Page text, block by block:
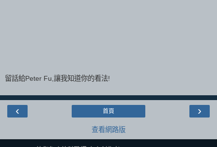
留話給Peter Fu,讓我知道你的看法!
‹ ›
首頁
查看網路版